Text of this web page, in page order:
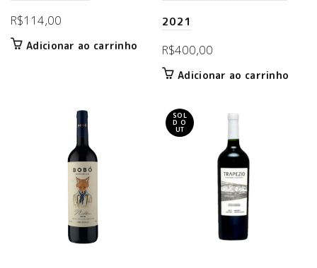
R$114,00
Adicionar ao carrinho
2021
R$400,00
Adicionar ao carrinho
SOL
D O
UT